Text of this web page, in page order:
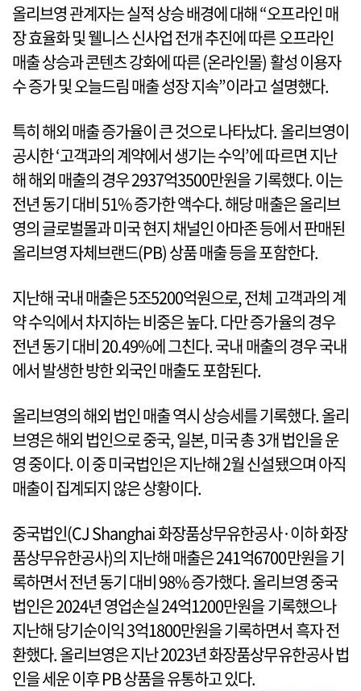
올리브영 관계자는 실적 상승 배경에 대해 “오프라인 매
장 효율화 및 웰니스 신사업 전개 추진에 따른 오프라인
매출 상승과 콘텐츠 강화에 따른 (온라인몰) 활성 이용자
수 증가 및 오늘드림 매출 성장 지속”이라고 설명했다.
특히 해외 매출 증가율이 큰 것으로 나타났다. 올리브영이
공시한 ‘고객과의 계약에서 생기는 수익’에 따르면 지난
해 해외 매출의 경우 2937억3500만원을 기록했다. 이는
전년 동기 대비 51% 증가한 액수다. 해당 매출은 올리브
영의 글로벌몰과 미국 현지 채널인 아마존 등에서 판매된
올리브영 자체브랜드(PB) 상품 매출 등을 포함한다.
지난해 국내 매출은 5조5200억원으로, 전체 고객과의 계
약 수익에서 차지하는 비중은 높다. 다만 증가율의 경우
전년 동기 대비 20.49%에 그친다. 국내 매출의 경우 국내
에서 발생한 방한 외국인 매출도 포함된다.
올리브영의 해외 법인 매출 역시 상승세를 기록했다. 올리
브영은 해외 법인으로 중국, 일본, 미국 총 3개 법인을 운
영 중이다. 이 중 미국법인은 지난해 2월 신설됐으며 아직
매출이 집계되지 않은 상황이다.
중국법인(CJ Shanghai 화장품상무유한공사·이하 화장
품상무유한공사)의 지난해 매출은 241억6700만원을 기
록하면서 전년 동기 대비 98% 증가했다. 올리브영 중국
법인은 2024년 영업손실 24억1200만원을 기록했으나
지난해 당기순이익 3억1800만원을 기록하면서 흑자 전
환했다. 올리브영은 지난 2023년 화장품상무유한공사 법
인을 세운 이후 PB 상품을 유통하고 있다.